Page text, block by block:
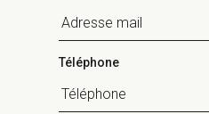
Téléphone